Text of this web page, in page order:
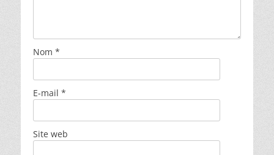
Nom *
E-mail *
Site web